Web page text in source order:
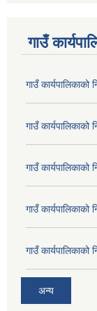
गाउँ
गाउँ
गाउँ
गाउँ
गाउँ
गाउँ
अन्य